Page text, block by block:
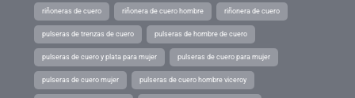
riñoneras de cuero riñonera de cuero hombre riñonera de cuero
pulseras de trenzas de cuero pulseras de hombre de cuero
pulseras de cuero y plata para mujer pulseras de cuero para mujer
pulseras de cuero mujer pulseras de cuero hombre viceroy